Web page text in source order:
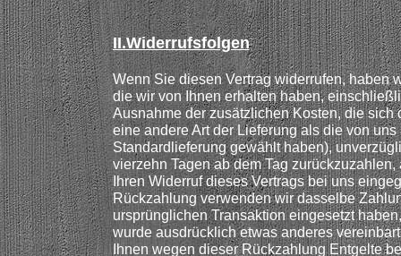
II.Widerrufsfolgen
Wenn Sie diesen Vertrag widerrufen, haben
die wir von Ihnen erhalten haben,
Ausnahme der zusätzlichen Kosten, die sich
eine andere Art der Lieferung als die von
Standardlieferung gewählt haben),
vierzehn Tagen ab dem Tag
Ihren Widerruf dieses Vertrags bei uns
Rückzahlung verwenden wir dasselbe
ursprünglichen Transaktion eingesetzt
wurde ausdrücklich etwas anderes
Ihnen wegen dieser Rückzahlung Entgelte